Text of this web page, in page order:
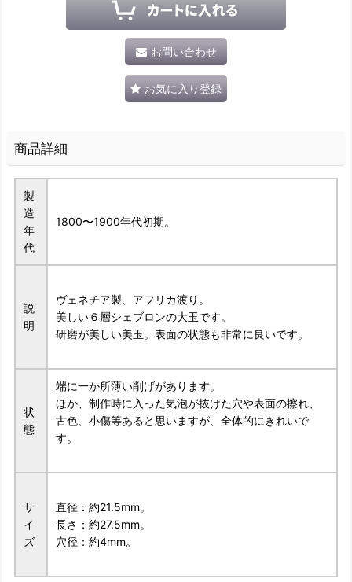
お問い合わせ
お気に入り登録
商品詳細
製
造
年
代
1800〜1900年代初期。
説
明
ヴェネチア製、アフリカ渡り。
美しい６層シェブロンの大玉です。
研磨が美しい美玉。表面の状態も非常に良いです。
状
態
端に一か所薄い削げがあります。
ほか、制作時に入った気泡が抜けた穴や表面の擦れ、
古色、小傷等あると思いますが、全体的にきれいで
す。
サ
イ
ズ
直径：約21.5mm。
長さ：約27.5mm。
穴径：約4mm。